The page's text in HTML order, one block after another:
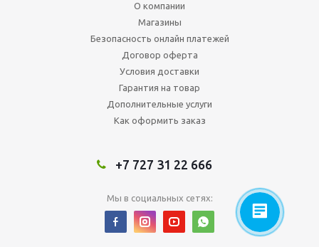
О компании
Магазины
Безопасность онлайн платежей
Договор оферта
Условия доставки
Гарантия на товар
Дополнительные услуги
Как оформить заказ
+7 727 31 22 666
Мы в социальных сетях: